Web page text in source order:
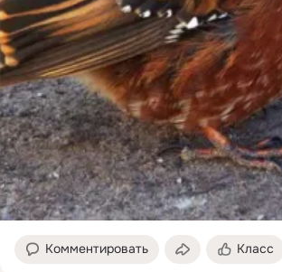
Комментировать Класс